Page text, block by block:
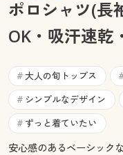
閲覧履歴
お気に入り
サポート
ご利用ガイド
お気に入り
ご利用ガイド
よくある質問とお問
ポロシャツ(長
OK・吸汗速乾
# 大人の旬トップス
# シンプルなデザイン
# ずっと着ていたい
安心感のあるベーシック